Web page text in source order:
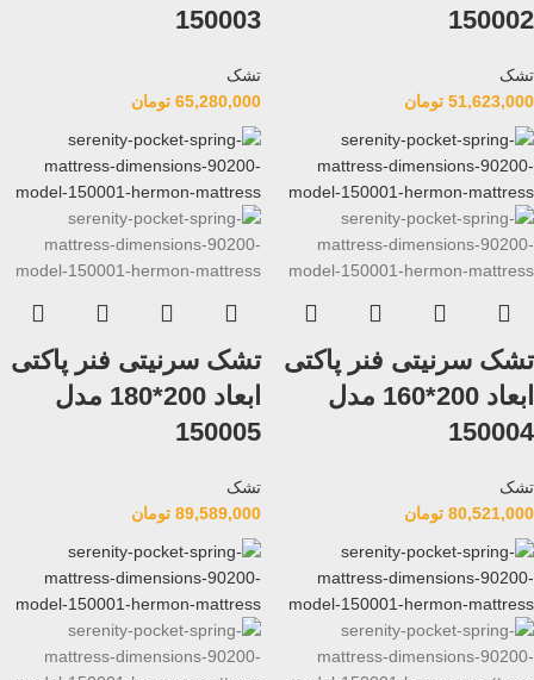
150002
تشک
51,623,000 تومان
150003
تشک
65,280,000 تومان
تشک سرنیتی فنر پاکتی
ابعاد 200*160 مدل
150004
تشک
80,521,000 تومان
تشک سرنیتی فنر پاکتی
ابعاد 200*180 مدل
150005
تشک
89,589,000 تومان